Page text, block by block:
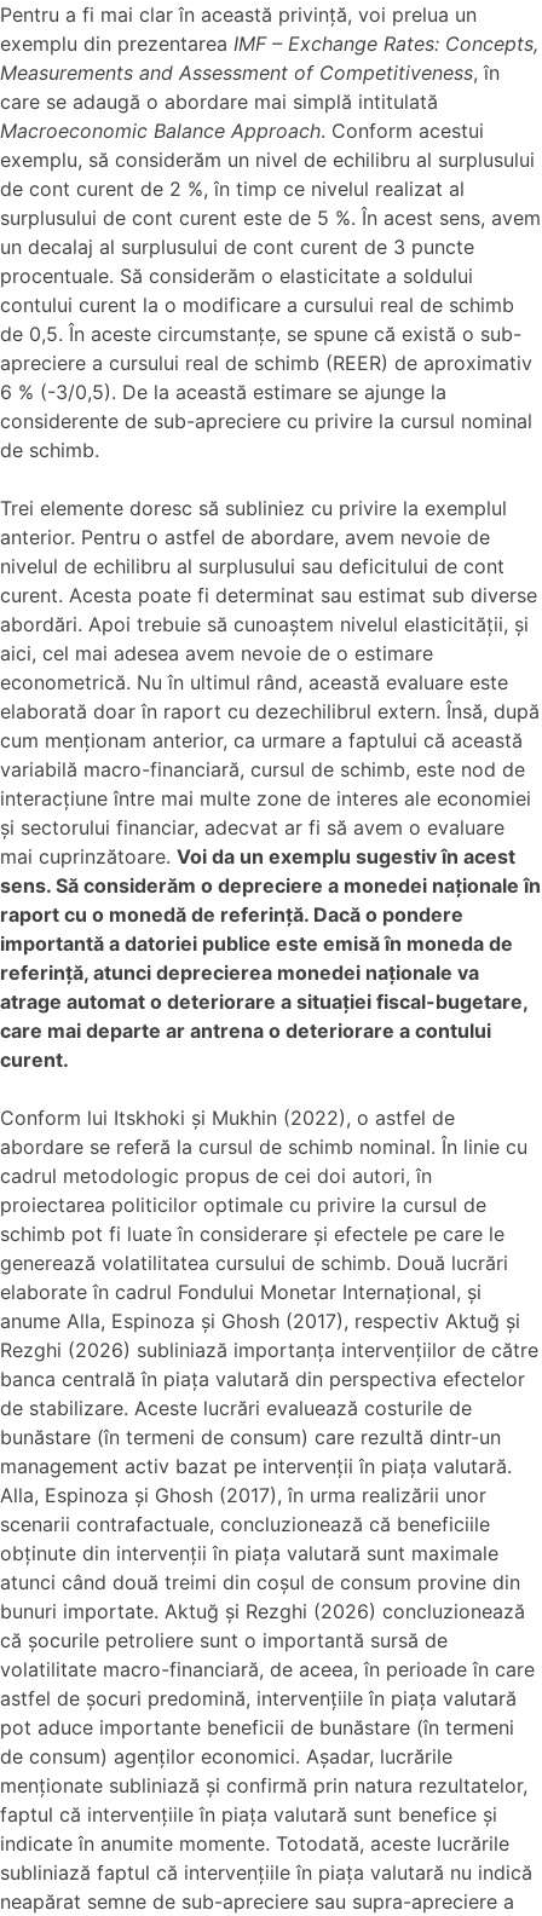
Pentru a fi mai clar în această privință, voi prelua un
exemplu din prezentarea IMF – Exchange Rates: Concepts,
Measurements and Assessment of Competitiveness, în
care se adaugă o abordare mai simplă intitulată
Macroeconomic Balance Approach. Conform acestui
exemplu, să considerăm un nivel de echilibru al surplusului
de cont curent de 2 %, în timp ce nivelul realizat al
surplusului de cont curent este de 5 %. În acest sens, avem
un decalaj al surplusului de cont curent de 3 puncte
procentuale. Să considerăm o elasticitate a soldului
contului curent la o modificare a cursului real de schimb
de 0,5. În aceste circumstanțe, se spune că există o sub-
apreciere a cursului real de schimb (REER) de aproximativ
6 % (-3/0,5). De la această estimare se ajunge la
considerente de sub-apreciere cu privire la cursul nominal
de schimb.
Trei elemente doresc să subliniez cu privire la exemplul
anterior. Pentru o astfel de abordare, avem nevoie de
nivelul de echilibru al surplusului sau deficitului de cont
curent. Acesta poate fi determinat sau estimat sub diverse
abordări. Apoi trebuie să cunoaștem nivelul elasticității, și
aici, cel mai adesea avem nevoie de o estimare
econometrică. Nu în ultimul rând, această evaluare este
elaborată doar în raport cu dezechilibrul extern. Însă, după
cum menționam anterior, ca urmare a faptului că această
variabilă macro-financiară, cursul de schimb, este nod de
interacțiune între mai multe zone de interes ale economiei
și sectorului financiar, adecvat ar fi să avem o evaluare
mai cuprinzătoare. Voi da un exemplu sugestiv în acest
sens. Să considerăm o depreciere a monedei naționale în
raport cu o monedă de referință. Dacă o pondere
importantă a datoriei publice este emisă în moneda de
referință, atunci deprecierea monedei naționale va
atrage automat o deteriorare a situației fiscal-bugetare,
care mai departe ar antrena o deteriorare a contului
curent.
Conform lui Itskhoki și Mukhin (2022), o astfel de
abordare se referă la cursul de schimb nominal. În linie cu
cadrul metodologic propus de cei doi autori, în
proiectarea politicilor optimale cu privire la cursul de
schimb pot fi luate în considerare și efectele pe care le
generează volatilitatea cursului de schimb. Două lucrări
elaborate în cadrul Fondului Monetar Internațional, și
anume Alla, Espinoza și Ghosh (2017), respectiv Aktuğ și
Rezghi (2026) subliniază importanța intervențiilor de către
banca centrală în piața valutară din perspectiva efectelor
de stabilizare. Aceste lucrări evaluează costurile de
bunăstare (în termeni de consum) care rezultă dintr-un
management activ bazat pe intervenții în piața valutară.
Alla, Espinoza și Ghosh (2017), în urma realizării unor
scenarii contrafactuale, concluzionează că beneficiile
obținute din intervenții în piața valutară sunt maximale
atunci când două treimi din coșul de consum provine din
bunuri importate. Aktuğ și Rezghi (2026) concluzionează
că șocurile petroliere sunt o importantă sursă de
volatilitate macro-financiară, de aceea, în perioade în care
astfel de șocuri predomină, intervențiile în piața valutară
pot aduce importante beneficii de bunăstare (în termeni
de consum) agenților economici. Așadar, lucrările
menționate subliniază și confirmă prin natura rezultatelor,
faptul că intervențiile în piața valutară sunt benefice și
indicate în anumite momente. Totodată, aceste lucrările
subliniază faptul că intervențiile în piața valutară nu indică
neapărat semne de sub-apreciere sau supra-apreciere a